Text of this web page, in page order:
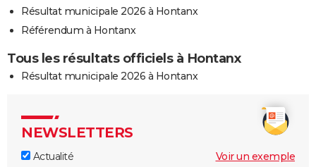
Résultat municipale 2026 à Hontanx
Référendum à Hontanx
Tous les résultats officiels à Hontanx
Résultat municipale 2026 à Hontanx
NEWSLETTERS
Actualité
Voir un exemple